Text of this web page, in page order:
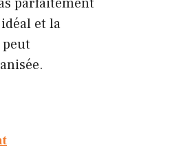
parfaitement
et la